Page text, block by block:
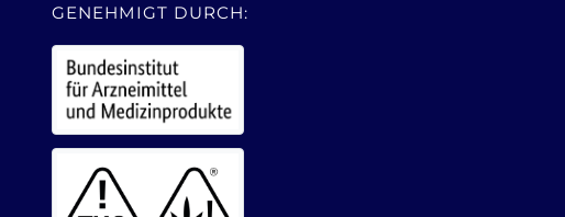
GENEHMIGT DURCH: